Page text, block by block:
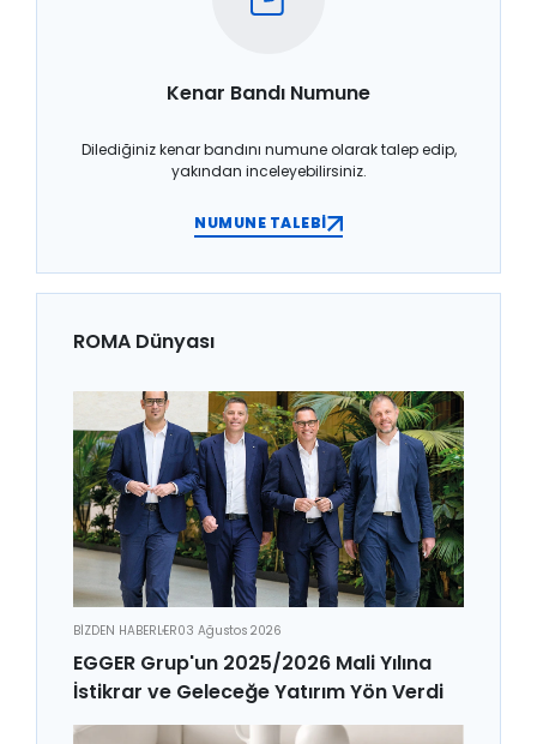
Kenar Bandı Numune
Dilediğiniz kenar bandını numune olarak talep edip,
yakından inceleyebilirsiniz.
NUMUNE TALEBİ
ROMA Dünyası
BİZDEN HABERLER03 Ağustos 2026
EGGER Grup'un 2025/2026 Mali Yılına
İstikrar ve Geleceğe Yatırım Yön Verdi